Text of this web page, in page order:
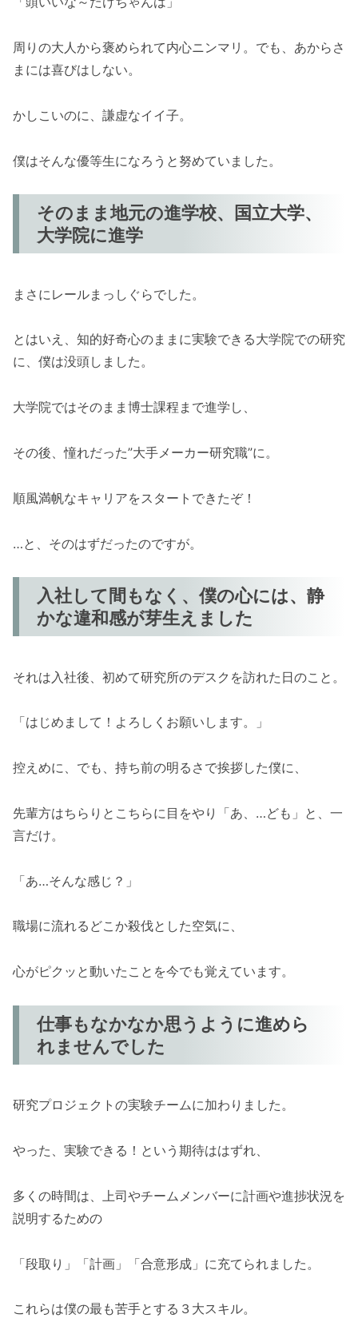
周りの大人から褒められて内心ニンマリ。でも、あからさ
まには喜びはしない。
かしこいのに、謙虚なイイ子。
僕はそんな優等生になろうと努めていました。
そのまま地元の進学校、国立大学、
大学院に進学
まさにレールまっしぐらでした。
とはいえ、知的好奇心のままに実験できる大学院での研究
に、僕は没頭しました。
大学院ではそのまま博士課程まで進学し、
その後、憧れだった”大手メーカー研究職”に。
順風満帆なキャリアをスタートできたぞ！
…と、そのはずだったのですが。
入社して間もなく、僕の心には、静
かな違和感が芽生えました
それは入社後、初めて研究所のデスクを訪れた日のこと。
「はじめまして！よろしくお願いします。」
控えめに、でも、持ち前の明るさで挨拶した僕に、
先輩方はちらりとこちらに目をやり「あ、…ども」と、一
言だけ。
「あ…そんな感じ？」
職場に流れるどこか殺伐とした空気に、
心がピクッと動いたことを今でも覚えています。
仕事もなかなか思うように進めら
れませんでした
研究プロジェクトの実験チームに加わりました。
やった、実験できる！という期待ははずれ、
多くの時間は、上司やチームメンバーに計画や進捗状況を
説明するための
「段取り」「計画」「合意形成」に充てられました。
これらは僕の最も苦手とする３大スキル。